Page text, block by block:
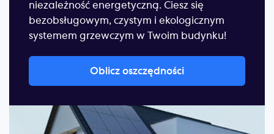
niezależność energetyczną. Ciesz się
bezobsługowym, czystym i ekologicznym
systemem grzewczym w Twoim budynku!
Oblicz oszczędności